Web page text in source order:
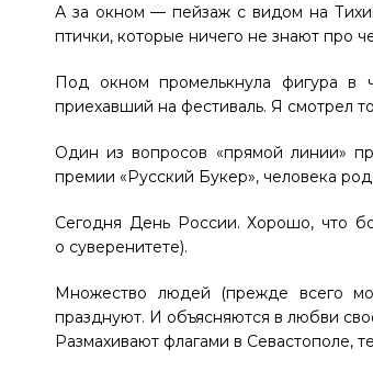
А за окном — пейзаж с видом на
птички, которые ничего не знают про
Под окном промелькнула фигура в
приехавший на фестиваль. Я смотрел
Один из вопросов «прямой линии»
премии «Русский Букер», человека
Сегодня День России. Хорошо, что
о суверенитете).
Множество людей (прежде всего
празднуют. И объясняются в любви
Размахивают флагами в Севастополе,